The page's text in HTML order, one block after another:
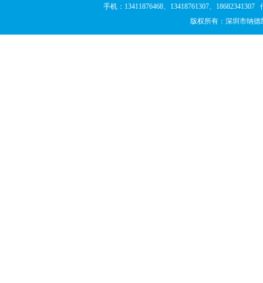
手机：13411876468、13418761307、
版权所有：深圳市纳